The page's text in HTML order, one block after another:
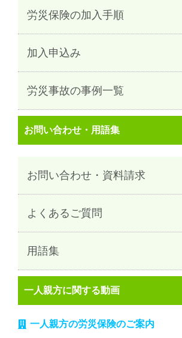
労災保険の加入手順
加入申込み
労災事故の事例一覧
お問い合わせ・用語集
お問い合わせ・資料請求
よくあるご質問
用語集
一人親方に関する動画
一人親方の労災保険のご案内